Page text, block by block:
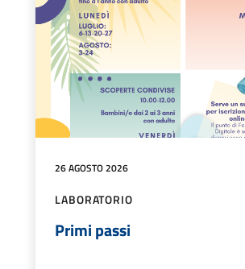
26 AGOSTO 2026
LABORATORIO
Primi passi